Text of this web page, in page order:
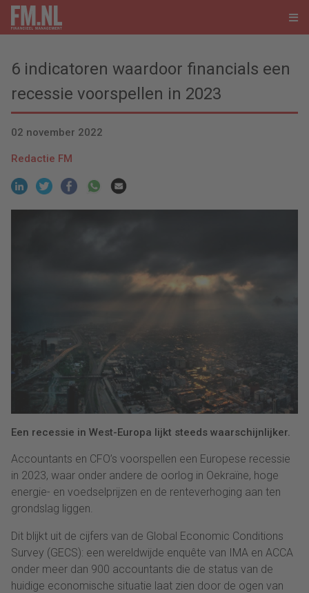
6 indicatoren waardoor financials een
recessie voorspellen in 2023
02 november 2022
Redactie FM
Een recessie in West-Europa lijkt steeds waarschijnlijker.
Accountants en CFO’s voorspellen een Europese recessie
in 2023, waar onder andere de oorlog in Oekraïne, hoge
energie- en voedselprijzen en de renteverhoging aan ten
grondslag liggen.
Dit blijkt uit de cijfers van de Global Economic Conditions
Survey (GECS): een wereldwijde enquête van IMA en ACCA
onder meer dan 900 accountants die de status van de
huidige economische situatie laat zien door de ogen van